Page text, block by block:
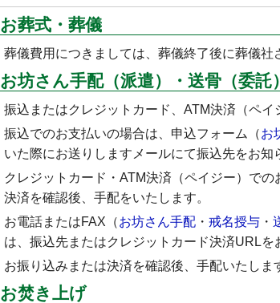
お葬式・葬儀
葬儀費用につきましては、葬儀終了後に葬儀社
お坊さん手配（派遣）・送骨（委託
振込またはクレジットカード、ATM決済（ペイ
振込でのお支払いの場合は、申込フォーム（お
いた際にお送りしますメールにて振込先をお知
クレジットカード・ATM決済（ペイジー）で
決済を確認後、手配をいたします。
お電話またはFAX（お坊さん手配・ 戒名授与・
は、振込先またはクレジットカード決済URLを
お振り込みまたは決済を確認後、手配いたしま
お焚き上げ